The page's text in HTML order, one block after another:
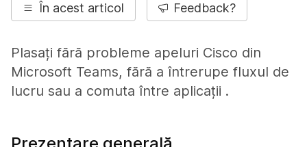
În acest articol Feedback?
Plasați fără probleme apeluri Cisco din
Microsoft Teams, fără a întrerupe fluxul de
lucru sau a comuta între aplicații .